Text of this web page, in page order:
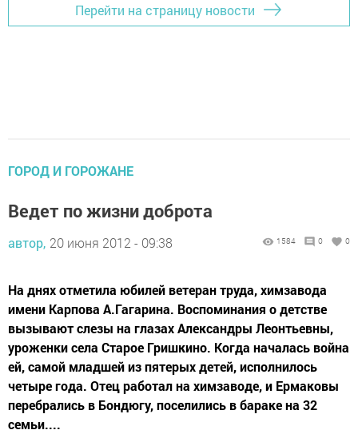
Перейти на страницу новости
ГОРОД И ГОРОЖАНЕ
Ведет по жизни доброта
автор, 20 июня 2012 - 09:38 1584 0 0
На днях отметила юбилей ветеран труда, химзавода
имени Карпова А.Гагарина. Воспоминания о детстве
вызывают слезы на глазах Александры Леонтьевны,
уроженки села Старое Гришкино. Когда началась война
ей, самой младшей из пятерых детей, исполнилось
четыре года. Отец работал на химзаводе, и Ермаковы
перебрались в Бондюгу, поселились в бараке на 32
семьи....